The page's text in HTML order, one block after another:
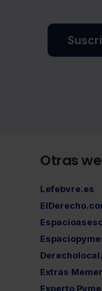
Otras
Lefebvre.es
Extras
Experto